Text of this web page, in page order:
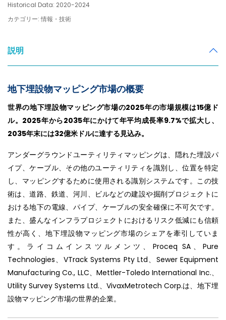
Historical Data: 2020-2024
カテゴリー: 情報・技術
説明
地下埋設物マッピング市場の概要
世界の地下埋設物マッピング市場の2025年の市場規模は15億ド
ル。2025年から2035年にかけて年平均成長率9.7%で拡大し、
2035年末には32億米ドルに達する見込み。
アンダーグラウンドユーティリティマッピングは、隠れた埋設パ
イプ、ケーブル、その他のユーティリティを識別し、位置を特定
し、マッピングするために使用される識別システムです。この技
術は、道路、鉄道、河川、ビルなどの建設や掘削プロジェクトに
おける地下の電線、パイプ、ケーブルの安全確保に不可欠です。
また、盛んなインフラプロジェクトにおけるリスク低減にも信頼
性が高く、地下埋設物マッピング市場のシェアを牽引していま
す。ライコムインスツルメンツ、Proceq SA、Pure
Technologies、VTrack Systems Pty Ltd、Sewer Equipment
Manufacturing Co., LLC、Mettler-Toledo International Inc.、
Utility Survey Systems Ltd.、VivaxMetrotech Corp.は、地下埋
設物マッピング市場の世界的企業。